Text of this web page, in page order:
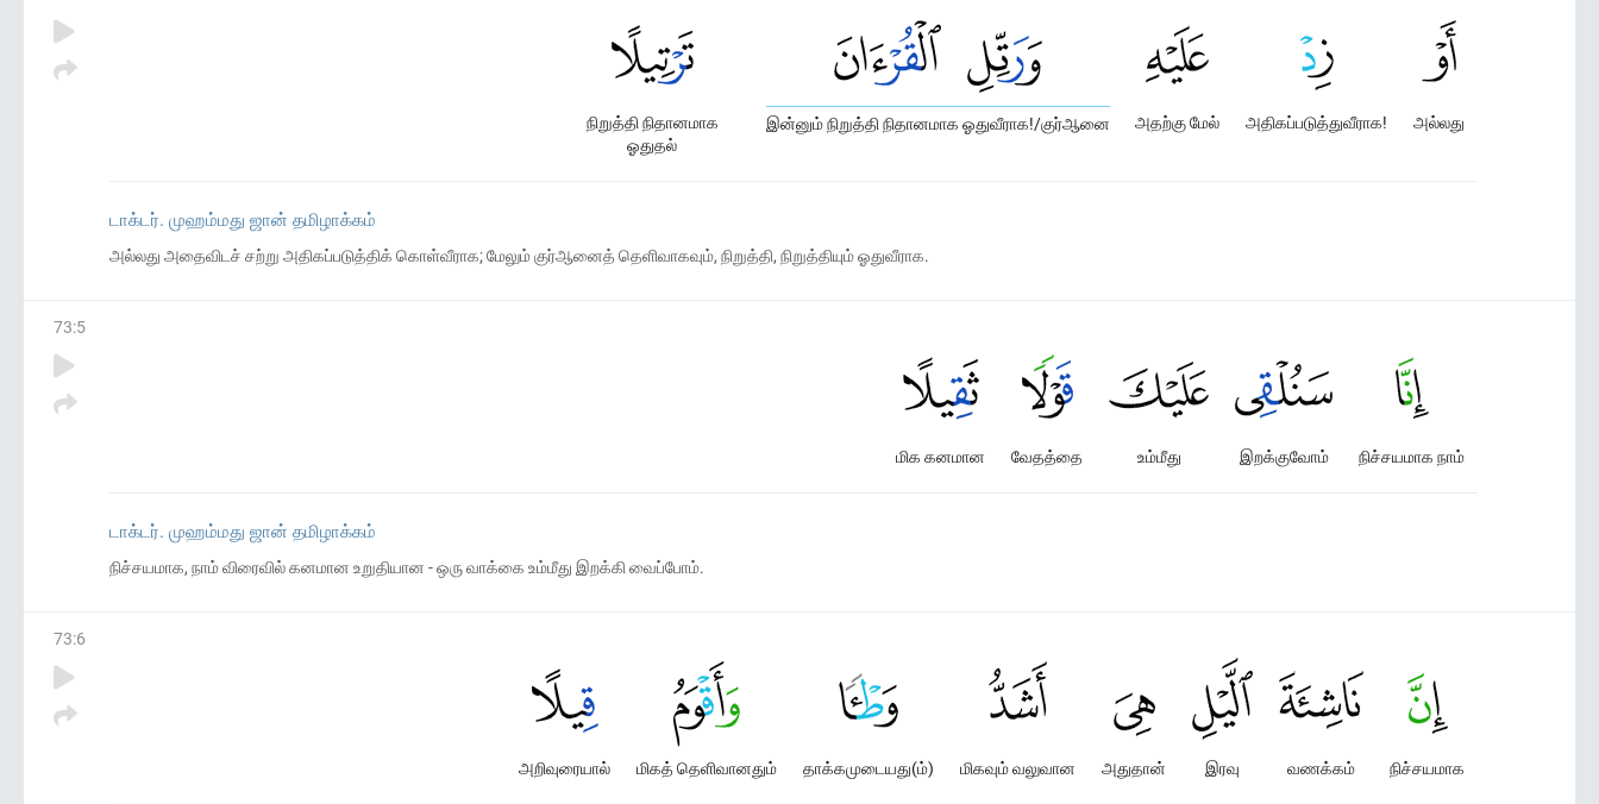
அல்லது
அதிகப்படுத்துவீராக!
அதற்கு மேல்
இன்னும் நிறுத்தி நிதானமாக ஓதுவீராக!/குர்ஆனை
நிறுத்தி நிதானமாக
ஓதுதல்
டாக்டர். முஹம்மது ஜான் தமிழாக்கம்
அல்லது அதைவிடச் சற்று அதிகப்படுத்திக் கொள்வீராக; மேலும் குர்ஆனைத் தெளிவாகவும், நிறுத்தி, நிறுத்தியும் ஓதுவீராக.
73:5
நிச்சயமாக நாம்
இறக்குவோம்
உம்மீது
வேதத்தை
மிக கனமான
டாக்டர். முஹம்மது ஜான் தமிழாக்கம்
நிச்சயமாக, நாம் விரைவில் கனமான உறுதியான - ஒரு வாக்கை உம்மீது இறக்கி வைப்போம்.
73:6
நிச்சயமாக
வணக்கம்
இரவு
அதுதான்
மிகவும் வலுவான
தாக்கமுடையது(ம்)
மிகத் தெளிவானதும்
அறிவுரையால்